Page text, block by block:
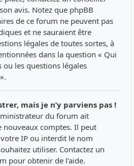
avis. Notez que phpBB
de ce forum ne peuvent pas
et ne sauraient être
légales de toutes sortes, à
dans la question « Qui
les questions légales
mais je n’y parviens pas !
du forum ait
nouveaux comptes. Il peut
IP ou interdit le nom
utiliser. Contactez un
pour obtenir de l’aide.